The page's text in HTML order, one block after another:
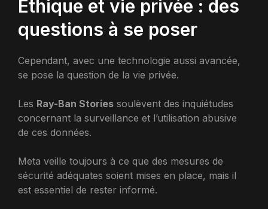
Éthique et vie privée : des
questions à se poser
Cependant, avec une technologie aussi avancée,
se pose la question de la vie privée.
Les Ray-Ban Stories soulèvent des inquiétudes
concernant la surveillance et l’utilisation abusive
de ces données.
Meta veille toujours à ce que des mesures de
sécurité adéquates soient mises en place, mais il
est essentiel de rester informé.